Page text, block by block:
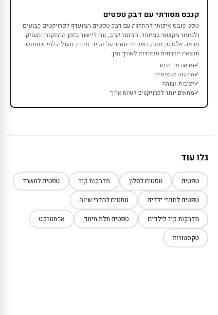
קנבס מסורתי עם דבק טפטים
טפט קנבס איכותי להתקנה עם דבק טפטים המועדף לפרויקטים קבועים
ולגימור מקצועי במיוחד. החומר יציב, נוח ליישור בזמן ההתקנה ומעניק
מראה אלגנטי, עמוק ואיכותי מאוד על הקיר. פתרון מעולה למי שמחפש
תוצאה יוקרתית ועמידות לאורך זמן.
מראה פרימיום
התקנה מקצועית
יציבות גבוהה
מתאים יותר לפרויקטים לטווח ארוך
גלו עוד
טפטים טפטים לסלון מדבקות קיר טפטים למשרד
טפטים לחדרי ילדים טפטים לחדרי שינה
מדבקות קיר לילדים טפטים תלת מימד אבסטרקט
טקסטורות